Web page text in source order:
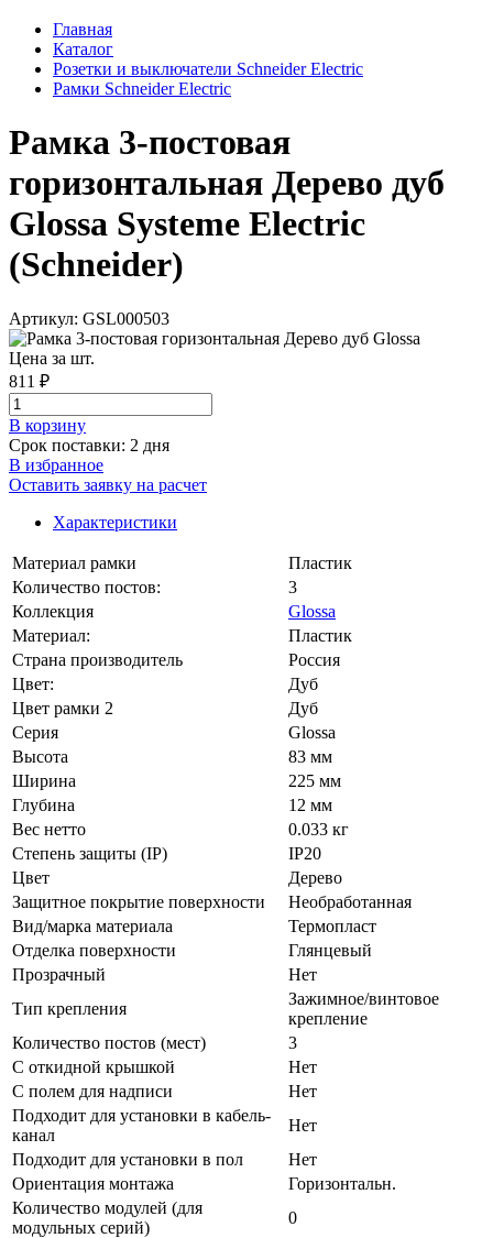
Главная
Каталог
Розетки и выключатели Schneider Electric
Рамки Schneider Electric
Рамка 3-постовая
горизонтальная Дерево дуб
Glossa Systeme Electric
(Schneider)
Артикул: GSL000503
Цена за шт.
811 ₽
В корзинy
Срок поставки: 2 дня
В избранное
Оставить заявку на расчет
Характеристики
Материал рамки
Пластик
Количество постов:
3
Коллекция
Glossa
Материал:
Пластик
Страна производитель
Россия
Цвет:
Дуб
Цвет рамки 2
Дуб
Серия
Glossa
Высота
83 мм
Ширина
225 мм
Глубина
12 мм
Вес нетто
0.033 кг
Степень защиты (IP)
IP20
Цвет
Дерево
Защитное покрытие поверхности
Необработанная
Вид/марка материала
Термопласт
Отделка поверхности
Глянцевый
Прозрачный
Нет
Тип крепления
Зажимное/винтовое
крепление
Количество постов (мест)
3
С откидной крышкой
Нет
С полем для надписи
Нет
Подходит для установки в кабель-
канал
Нет
Подходит для установки в пол
Нет
Ориентация монтажа
Горизонтальн.
Количество модулей (для
модульных серий)
0